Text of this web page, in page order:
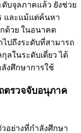
ดับจุลภาคแล้ว ยังช่วย
และแม้แต่ค้นหา
ด้วย ในอนาคต
ปถึงระดับที่สามารถ
ลในระดับเดี่ยว ได้
งศึกษาการใช้
ตรวจจับอนุภาค
อย่างที่กำลังศึกษา